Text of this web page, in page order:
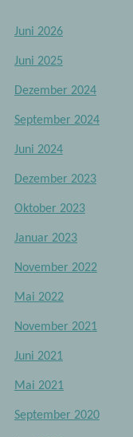
Juni 2026
Juni 2025
Dezember 2024
September 2024
Juni 2024
Dezember 2023
Oktober 2023
Januar 2023
November 2022
Mai 2022
November 2021
Juni 2021
Mai 2021
September 2020